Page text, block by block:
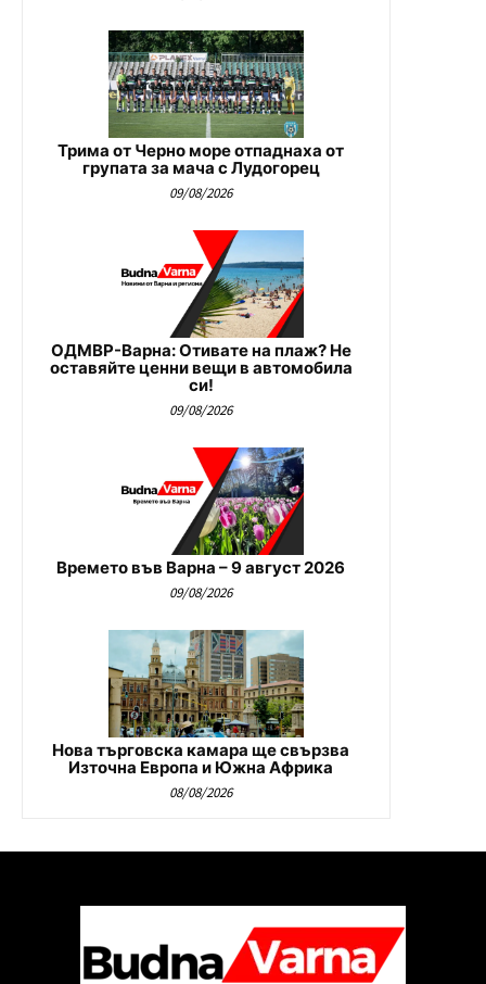
Трима от Черно море отпаднаха от
групата за мача с Лудогорец
09/08/2026
ОДМВР-Варна: Отивате на плаж? Не
оставяйте ценни вещи в автомобила
си!
09/08/2026
Времето във Варна – 9 август 2026
09/08/2026
Нова търговска камара ще свързва
Източна Европа и Южна Африка
08/08/2026